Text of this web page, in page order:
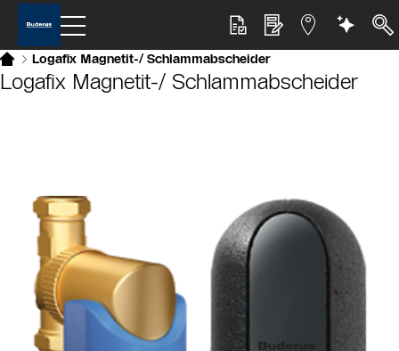
Logafix Magnetit-/ Schlammabscheider
Logafix Magnetit-/ Schlammabscheider